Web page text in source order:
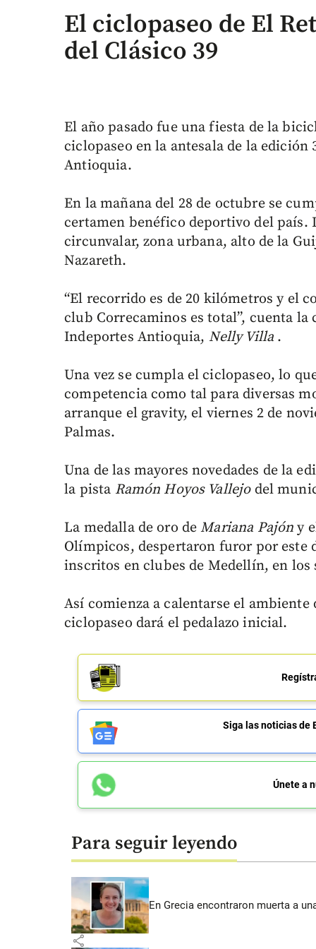
El ciclopaseo de El
del Clásico 39
El año pasado fue una fiesta de la
ciclopaseo en la antesala de la
Antioquia.
En la mañana del 28 de octubre se
certamen benéfico deportivo del país.
circunvalar, zona urbana, alto de la
Nazareth.
“El recorrido es de 20 kilómetros y el
club Correcaminos es total”, cuenta
Indeportes Antioquia, Nelly Villa .
Una vez se cumpla el ciclopaseo, lo
competencia como tal para diversas
arranque el gravity, el viernes 2 de
Palmas.
Una de las mayores novedades de la
la pista Ramón Hoyos Vallejodel
La medalla de oro de Mariana Pajón y
Olímpicos, despertaron furor por este
inscritos en clubes de Medellín, en
Así comienza a calentarse el
ciclopaseo dará el pedalazo inicial.
Siga las noticias de
Únete a
Para seguir leyendo
En Grecia encontraron muerta a
share